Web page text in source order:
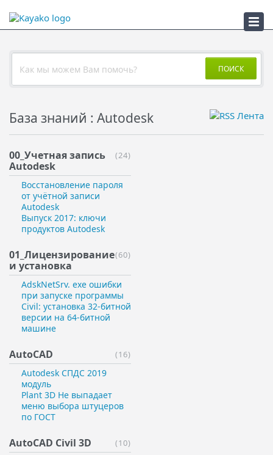
ПСС
ПОИСК
База знаний : Autodesk
(24)
00_Учетная запись
Autodesk
Восстановление пароля
от учётной записи
Autodesk
Выпуск 2017: ключи
продуктов Autodesk
(60)
01_Лицензирование
и установка
AdskNetSrv. exe ошибки
при запуске программы
Civil: установка 32-битной
версии на 64-битной
машине
(16)
AutoCAD
Autodesk СПДС 2019
модуль
Plant 3D Не выпадает
меню выбора штуцеров
по ГОСТ
(10)
AutoCAD Civil 3D